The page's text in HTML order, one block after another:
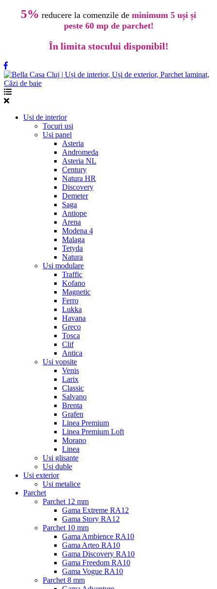
5% reducere la comenzile de minimum 5 uși și
peste 60 mp de parchet!
În limita stocului disponibil!
Usi de interior
Tocuri usi
Usi panel
Asteria
Andromeda
Asteria NL
Century
Natura HR
Discovery
Demeter
Saga
Antiope
Arena
Modena 4
Malaga
Tetyda
Natura
Usi modulare
Traffic
Kofano
Magnetic
Ferro
Lukka
Havana
Greco
Tosca
Clif
Antica
Usi vopsite
Venis
Larix
Classic
Salvano
Brenta
Grafen
Linea Premium
Linea Premium Loft
Morano
Linea
Usi glisante
Usi duble
Usi exterior
Usi metalice
Parchet
Parchet 12 mm
Gama Extreme RA12
Gama Story RA12
Parchet 10 mm
Gama Ambience RA10
Gama Arteo RA10
Gama Discovery RA10
Gama Freedom RA10
Gama Vogue RA10
Parchet 8 mm